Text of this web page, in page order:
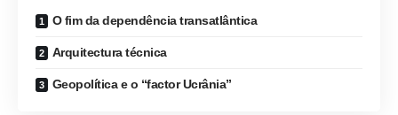
O fim da dependência transatlântica
Arquitectura técnica
Geopolítica e o “factor Ucrânia”